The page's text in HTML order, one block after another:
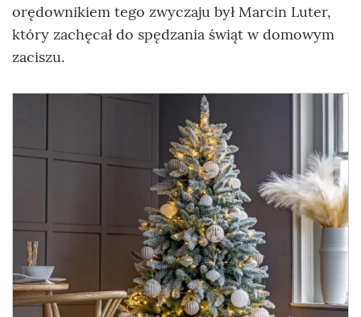
orędownikiem tego zwyczaju był Marcin Luter,
który zachęcał do spędzania świąt w domowym
zaciszu.